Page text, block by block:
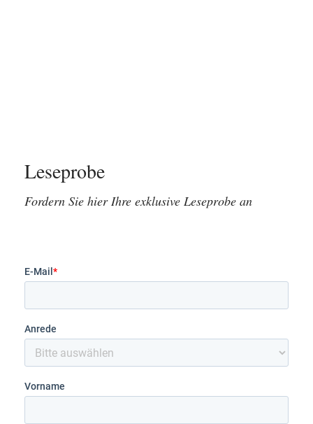
Leseprobe
Fordern Sie hier Ihre exklusive Leseprobe an
E-Mail *
Anrede
Vorname